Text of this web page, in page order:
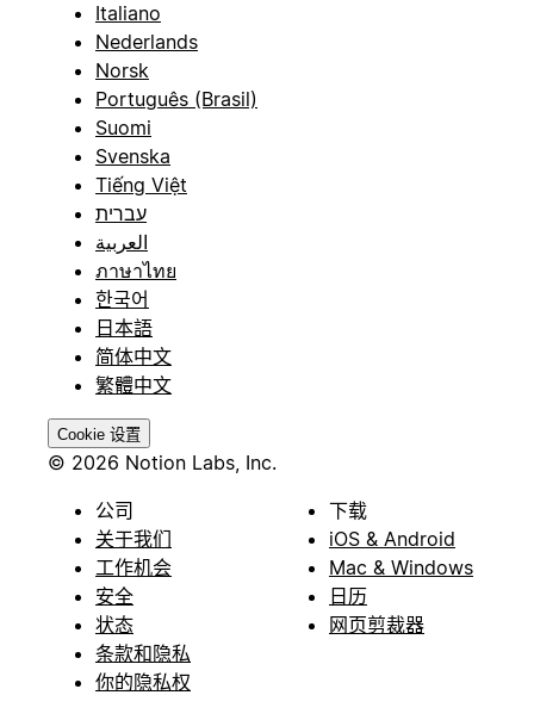
Italiano
Nederlands
Norsk
Português (Brasil)
Suomi
Svenska
Tiếng Việt
עברית
العربية
ภาษาไทย
한국어
日本語
简体中文
繁體中文
Cookie 设置
© 2026 Notion Labs, Inc.
公司
关于我们
工作机会
安全
状态
条款和隐私
你的隐私权
下载
iOS & Android
Mac & Windows
日历
网页剪裁器